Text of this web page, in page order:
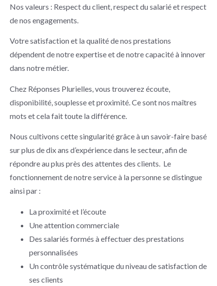
Nos valeurs : Respect du client, respect du salarié et respect
de nos engagements.
Votre satisfaction et la qualité de nos prestations
dépendent de notre expertise et de notre capacité à innover
dans notre métier.
Chez Réponses Plurielles, vous trouverez écoute,
disponibilité, souplesse et proximité. Ce sont nos maîtres
mots et cela fait toute la différence.
Nous cultivons cette singularité grâce à un savoir-faire basé
sur plus de dix ans d’expérience dans le secteur, afin de
répondre au plus près des attentes des clients. Le
fonctionnement de notre service à la personne se distingue
ainsi par :
La proximité et l’écoute
Une attention commerciale
Des salariés formés à effectuer des prestations
personnalisées
Un contrôle systématique du niveau de satisfaction de
ses clients